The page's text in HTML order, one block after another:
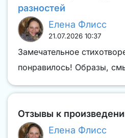
разностей
Елена Флисс
21.07.2026 10:37
Замечательное
понравилось! Образы,
Отзывы к
Елена Флисс